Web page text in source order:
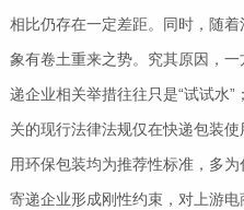
相比仍存在一定差距。同时，随
象有卷土重来之势。究其原因，
递企业相关举措往往只是“试试水
关的现行法律法规仅在快递包装
用环保包装均为推荐性标准，多
寄递企业形成刚性约束，对上游